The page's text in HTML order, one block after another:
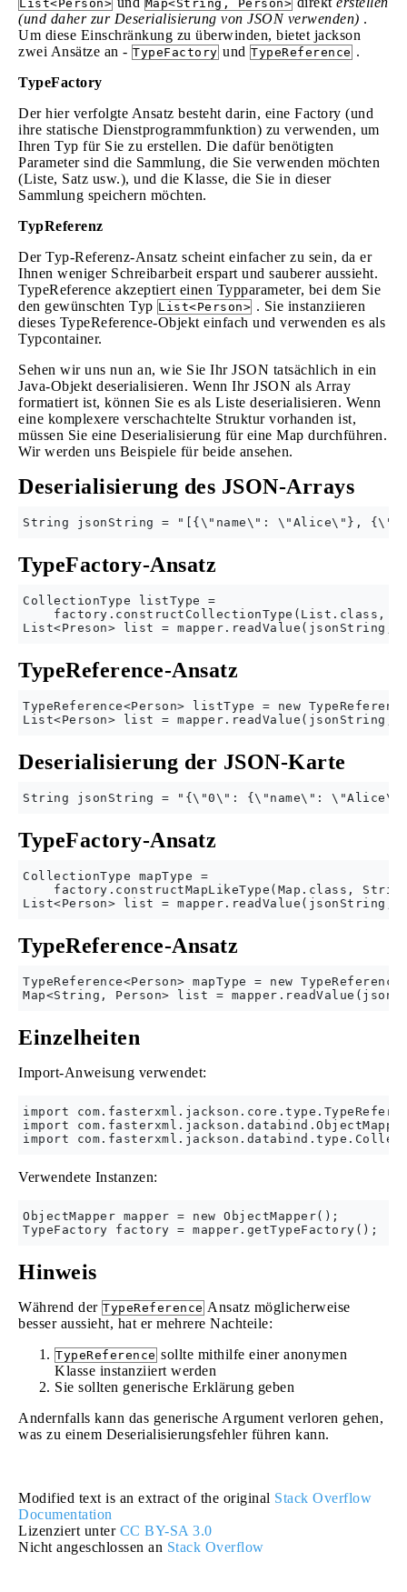
List<Person> Map<String, Person>
(und daher zur Deserialisierung von JSON verwenden) .
Um diese Einschränkung zu überwinden, bietet jackson
zwei Ansätze an - TypeFactory und TypeReference .
TypeFactory
Der hier verfolgte Ansatz besteht darin, eine Factory (und
ihre statische Dienstprogrammfunktion) zu verwenden, um
Ihren Typ für Sie zu erstellen. Die dafür benötigten
Parameter sind die Sammlung, die Sie verwenden möchten
(Liste, Satz usw.), und die Klasse, die Sie in dieser
Sammlung speichern möchten.
TypReferenz
Der Typ-Referenz-Ansatz scheint einfacher zu sein, da er
Ihnen weniger Schreibarbeit erspart und sauberer aussieht.
TypeReference akzeptiert einen Typparameter, bei dem Sie
den gewünschten Typ List<Person> . Sie instanziieren
dieses TypeReference-Objekt einfach und verwenden es als
Typcontainer.
Sehen wir uns nun an, wie Sie Ihr JSON tatsächlich in ein
Java-Objekt deserialisieren. Wenn Ihr JSON als Array
formatiert ist, können Sie es als Liste deserialisieren. Wenn
eine komplexere verschachtelte Struktur vorhanden ist,
müssen Sie eine Deserialisierung für eine Map durchführen.
Wir werden uns Beispiele für beide ansehen.
Deserialisierung des JSON-Arrays
TypeFactory-Ansatz
CollectionType listType =
factory.constructCollectionType(List.class,
TypeReference-Ansatz
TypeReference<Person> listType = new
Deserialisierung der JSON-Karte
TypeFactory-Ansatz
CollectionType mapType =
factory.constructMapLikeType(Map.class,
TypeReference-Ansatz
TypeReference<Person> mapType = new
Einzelheiten
Import-Anweisung verwendet:
import
import
Verwendete Instanzen:
ObjectMapper mapper = new ObjectMapper();
Hinweis
Während der TypeReference Ansatz möglicherweise
besser aussieht, hat er mehrere Nachteile:
TypeReference sollte mithilfe einer anonymen
Klasse instanziiert werden
Sie sollten generische Erklärung geben
Andernfalls kann das generische Argument verloren gehen,
was zu einem Deserialisierungsfehler führen kann.
Modified text is an extract of the original Stack Overflow
Documentation
Lizenziert unter CC BY-SA 3.0
Nicht angeschlossen an Stack Overflow